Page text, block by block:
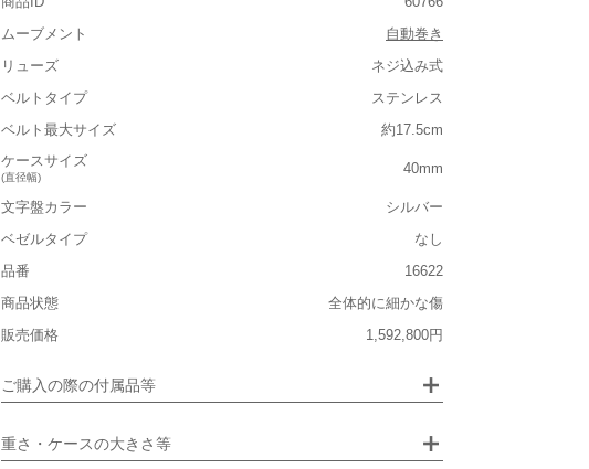
ムーブメント
自動巻き
リューズ
ネジ込み式
ベルトタイプ
ステンレス
ベルト最大サイズ
約17.5cm
ケースサイズ
(直径幅)
40mm
文字盤カラー
シルバー
ベゼルタイプ
なし
品番
16622
商品状態
全体的に細かな傷
販売価格
1,592,800円
ご購入の際の付属品等
重さ・ケースの大きさ等
■重さ(ベルト込み)
■ケースの大きさ
小さい 大きい
■装飾感
カジュアル ビジネス